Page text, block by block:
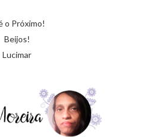
o Próximo!
Beijos!
Lucimar